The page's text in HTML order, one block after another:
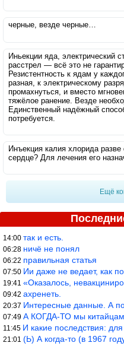
черные, везде черные…
Иньекции яда, электрический
расстрел — всё это не
Резистентность к ядам у
разная, к электрическому
промахнуться, и вместо
тяжёлое ранение. Везде
Единственный надёжный
потребуется.
Инъекция калия хлорида разве
сердце? Для лечения его
Ещё
14:00 так и есть.
06:28 ничё не понял
06:22 правильная статья
07:50 Ии даже не ведает, как
19:41 «Оказалось,
09:42 ахренеть.
20:37 Интересные данные. А по
07:49 А КОГДА-ТО мы
11:45 И какие последствия: для
21:01 (Ь) А когда-то (в 1967 году)